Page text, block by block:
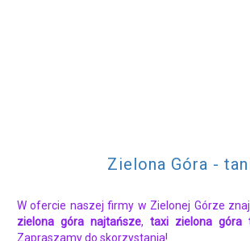
Zielona Góra -
W ofercie naszej firmy w Zielonej Górze
zielona góra najtańsze, taxi zielona góra
Zapraszamy do skorzystania!